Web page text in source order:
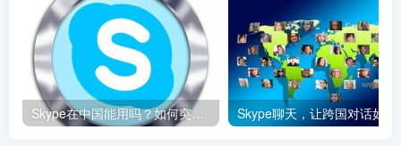
Skype在中国能用吗？如何突破限制畅享全球通话